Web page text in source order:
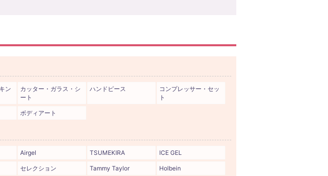
ン
カッター・ガラス・シ
ート
ハンドピース
コンプレッサー・セッ
ト
ボディアート
Airgel TSUMEKIRA ICE GEL
セレクション Tammy Taylor Holbein